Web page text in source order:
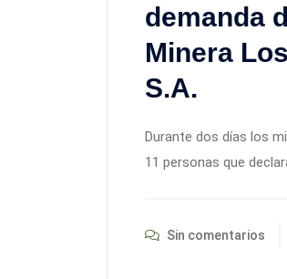
demanda
Minera
S.A.
Durante dos días los
11 personas que
Sin comentarios